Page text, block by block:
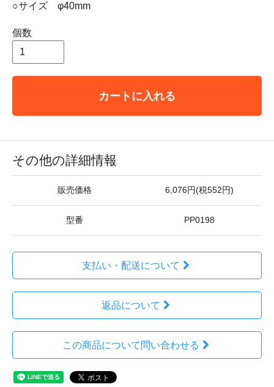
○サイズ φ40mm
個数
カートに入れる
その他の詳細情報
販売価格 6,076円(税552円)
型番 PP0198
支払い・配送について
返品について
この商品について問い合わせる